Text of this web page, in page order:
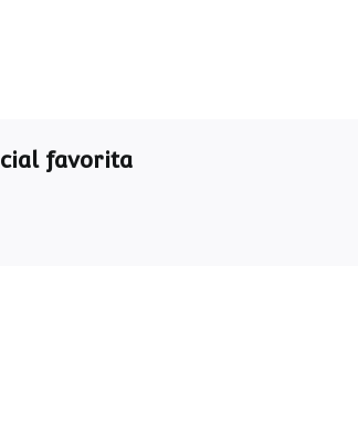
favorita